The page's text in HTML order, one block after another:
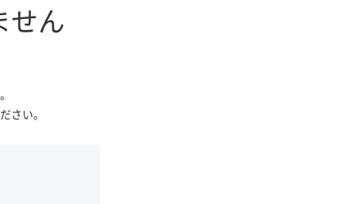
せん
さい。